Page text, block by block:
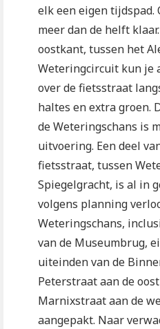
elk een eigen tijdspad.
meer dan de helft
oostkant, tussen het
Weteringcircuit kun je
over de fietsstraat
haltes en extra groen.
de Weteringschans is
uitvoering. Een deel
fietsstraat, tussen
Spiegelgracht, is al in
volgens planning
Weteringschans,
van de Museumbrug,
uiteinden van de
Peterstraat aan de
Marnixstraat aan de
aangepakt. Naar